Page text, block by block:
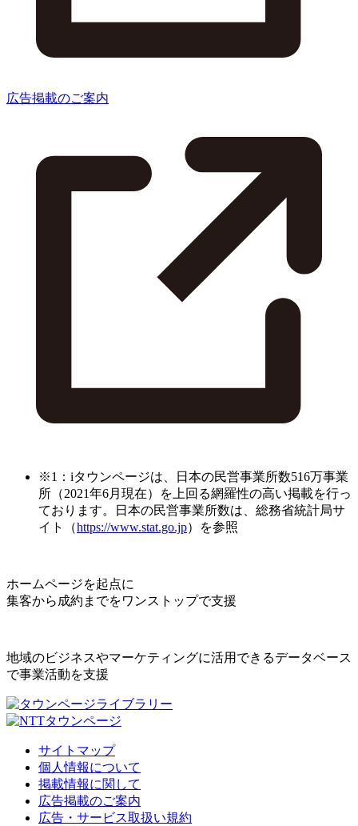
広告掲載のご案内
※1：iタウンページは、日本の民営事業所数516万事業
所（2021年6月現在）を上回る網羅性の高い掲載を行っ
ております。日本の民営事業所数は、総務省統計局サ
イト（https://www.stat.go.jp）を参照
ホームページを起点に
集客から成約までをワンストップで支援
地域のビジネスやマーケティングに活用できるデータベース
で事業活動を支援
サイトマップ
個人情報について
掲載情報に関して
広告掲載のご案内
広告・サービス取扱い規約